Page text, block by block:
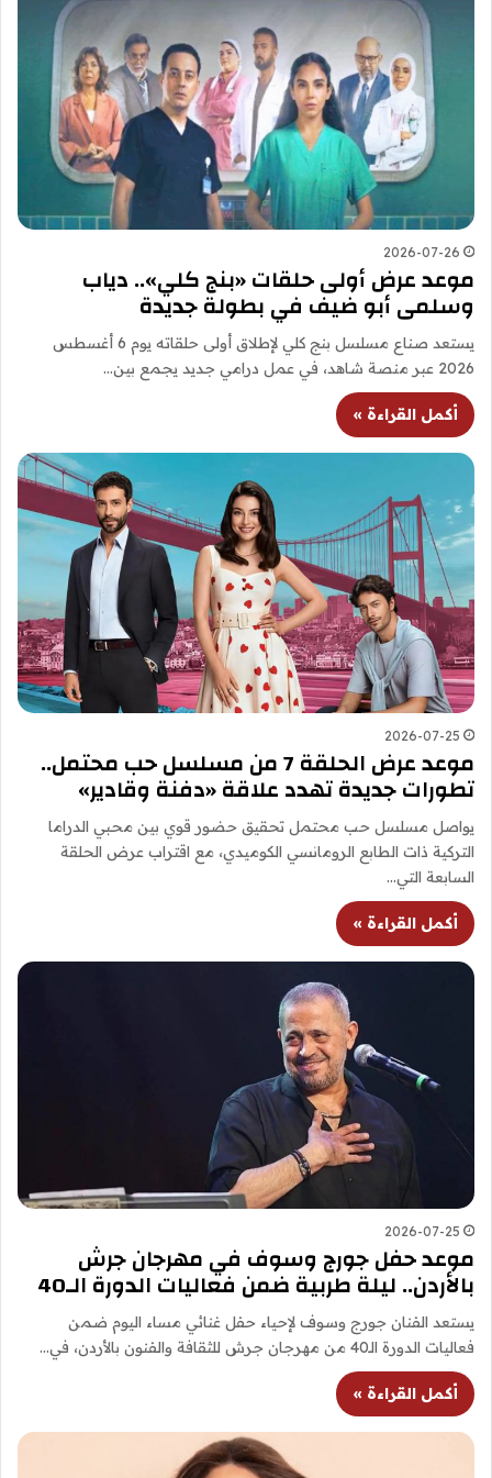
2026-07-26
موعد عرض أولى حلقات «بنج كلي».. دياب
وسلمى أبو ضيف في بطولة جديدة
يستعد صناع مسلسل بنج كلي لإطلاق أولى حلقاته يوم 6 أغسطس
2026 عبر منصة شاهد، في عمل درامي جديد يجمع بين…
أكمل القراءة »
2026-07-25
موعد عرض الحلقة 7 من مسلسل حب محتمل..
تطورات جديدة تهدد علاقة «دفنة وقادير»
يواصل مسلسل حب محتمل تحقيق حضور قوي بين محبي الدراما
التركية ذات الطابع الرومانسي الكوميدي، مع اقتراب عرض الحلقة
السابعة التي…
أكمل القراءة »
2026-07-25
موعد حفل جورج وسوف في مهرجان جرش
بالأردن.. ليلة طربية ضمن فعاليات الدورة الـ40
يستعد الفنان جورج وسوف لإحياء حفل غنائي مساء اليوم ضمن
فعاليات الدورة الـ40 من مهرجان جرش للثقافة والفنون بالأردن، في…
أكمل القراءة »